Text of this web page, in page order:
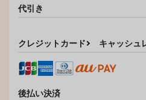
代引き
クレジットカード キャッシュ
後払い決済